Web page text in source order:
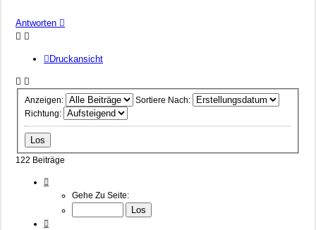
Antworten
Druckansicht
Anzeigen:
Sortiere Nach:
Richtung:
122 Beiträge
Von
13
Gehe Zu Seite: